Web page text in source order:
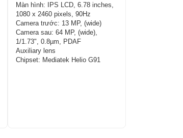
Màn hình: IPS LCD, 6.78 inches,
1080 x 2460 pixels, 90Hz
Camera trước: 13 MP, (wide)
Camera sau: 64 MP, (wide),
1/1.73", 0.8µm, PDAF
Auxiliary lens
Chipset: Mediatek Helio G91